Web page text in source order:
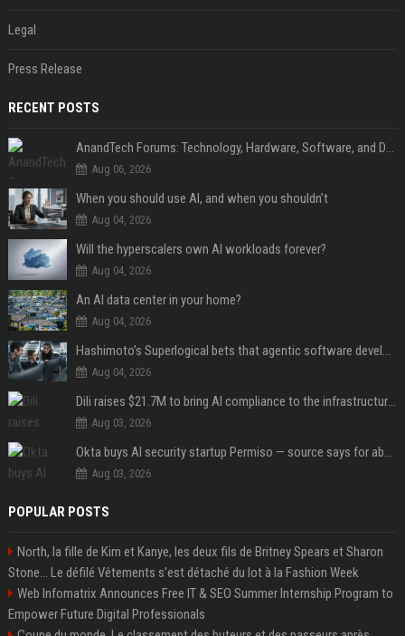
Legal
Press Release
RECENT POSTS
AnandTech Forums: Technology, Hardware, Software, and Deals
Aug 06, 2026
When you should use AI, and when you shouldn’t
Aug 04, 2026
Will the hyperscalers own AI workloads forever?
Aug 04, 2026
An AI data center in your home?
Aug 04, 2026
Hashimoto’s Superlogical bets that agentic software development needs more than a better terminal
Aug 04, 2026
Dili raises $21.7M to bring AI compliance to the infrastructure boom
Aug 03, 2026
Okta buys AI security startup Permiso — source says for about $200M
Aug 03, 2026
POPULAR POSTS
North, la fille de Kim et Kanye, les deux fils de Britney Spears et Sharon
Stone... Le défilé Vêtements s'est détaché du lot à la Fashion Week
Web Infomatrix Announces Free IT & SEO Summer Internship Program to
Empower Future Digital Professionals